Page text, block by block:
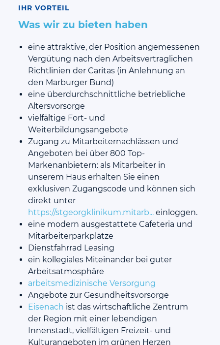
IHR VORTEIL
Was wir zu bieten haben
eine attraktive, der Position angemessenen
Vergütung nach den Arbeitsvertraglichen
Richtlinien der Caritas (in Anlehnung an
den Marburger Bund)
eine überdurchschnittliche betriebliche
Altersvorsorge
vielfältige Fort- und
Weiterbildungsangebote
Zugang zu Mitarbeiternachlässen und
Angeboten bei über 800 Top-
Markenanbietern: als Mitarbeiter in
unserem Haus erhalten Sie einen
exklusiven Zugangscode und können sich
direkt unter
https://stgeorgklinikum.mitarb... einloggen.
eine modern ausgestattete Cafeteria und
Mitarbeiterparkplätze
Dienstfahrrad Leasing
ein kollegiales Miteinander bei guter
Arbeitsatmosphäre
arbeitsmedizinische Versorgung
Angebote zur Gesundheitsvorsorge
Eisenach ist das wirtschaftliche Zentrum
der Region mit einer lebendigen
Innenstadt, vielfältigen Freizeit- und
Kulturangeboten im grünen Herzen